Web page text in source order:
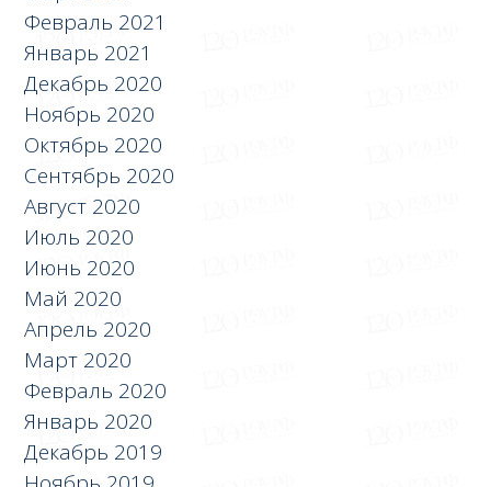
Февраль 2021
Январь 2021
Декабрь 2020
Ноябрь 2020
Октябрь 2020
Сентябрь 2020
Август 2020
Июль 2020
Июнь 2020
Май 2020
Апрель 2020
Март 2020
Февраль 2020
Январь 2020
Декабрь 2019